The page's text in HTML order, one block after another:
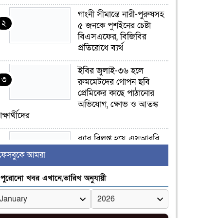
২
গাংনী সীমান্তে নারী-পুরুষসহ
৫ জনকে পুশইনের চেষ্টা
বিএসএফের, বিজিবির
প্রতিরোধে ব্যর্থ
৩
ইবির জুলাই-৩৬ হলে
রুমমেটদের গোপন ছবি
প্রেমিকের কাছে পাঠানোর
অভিযোগ, ক্ষোভ ও আতঙ্ক
৪
র‍্যাব বিলুপ্ত হয়ে এসআরবি,
৫
খোকসায় বিএনপি নেতা
নাফিজ আহমেদ রাজুর ওপর
সশস্ত্র হামলা, গুরুতর আহত
আমরা
পুরোনো খবর এখানে,তারিখ অনুযায়ী